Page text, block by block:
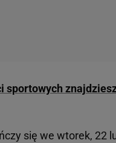
sportowych
się we wtorek, 22